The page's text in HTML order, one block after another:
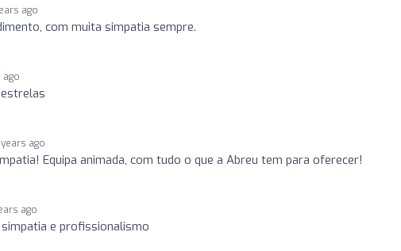
ago
com muita simpatia sempre.
ago
ago
Equipa animada, com tudo o que a Abreu tem para oferecer!
ago
simpatia e profissionalismo